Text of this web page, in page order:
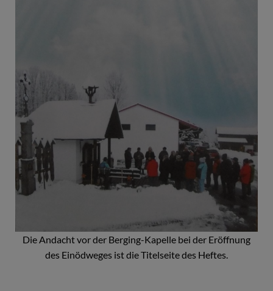
Die Andacht vor der Berging-Kapelle bei der Eröffnung
des Einödweges ist die Titelseite des Heftes.